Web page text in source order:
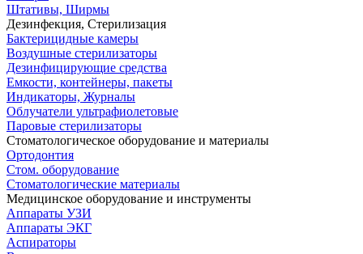
Штативы, Ширмы
Дезинфекция, Стерилизация
Бактерицидные камеры
Воздушные стерилизаторы
Дезинфицирующие средства
Емкости, контейнеры, пакеты
Индикаторы, Журналы
Облучатели ультрафиолетовые
Паровые стерилизаторы
Стоматологическое оборудование и материалы
Ортодонтия
Стом. оборудование
Стоматологические материалы
Медицинское оборудование и инструменты
Аппараты УЗИ
Аппараты ЭКГ
Аспираторы